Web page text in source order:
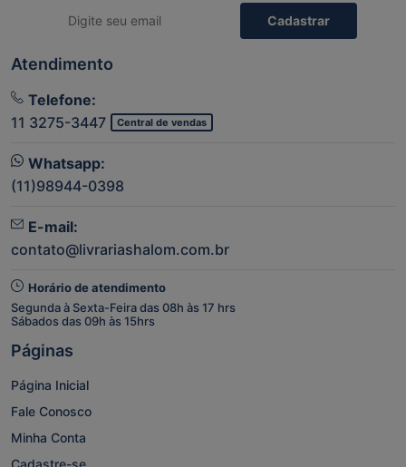
Cadastrar
Atendimento
Telefone:
11 3275-3447
Central de vendas
Whatsapp:
(11)98944-0398
E-mail:
contato@livrariashalom.com.br
Horário de atendimento
Segunda à Sexta-Feira das 08h às 17 hrs
Sábados das 09h às 15hrs
Páginas
Página Inicial
Fale Conosco
Minha Conta
Cadastre-se